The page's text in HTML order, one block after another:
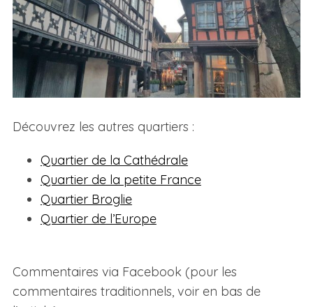
Découvrez les autres quartiers :
Quartier de la Cathédrale
Quartier de la petite France
Quartier Broglie
Quartier de l’Europe
Commentaires via Facebook (pour les
commentaires traditionnels, voir en bas de